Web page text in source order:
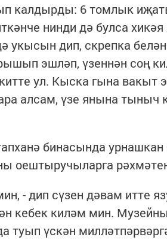
калдырды: 6 томлык
нинди дә булса
укысын дип, скрепка
эшләп, үзеннән соң
ул. Кыска гына вакыт
алсам, үзе янына тыныч
бинасында
оештыручыларга
- дип сүзен дәвам итте
кебек киләм мин.
туып үскән